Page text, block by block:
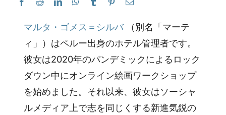
購読する
マルタ・ゴメス＝シルバ（別名「マーテ
ィ」）はペルー出身のホテル管理者です。
彼女は2020年のパンデミックによるロック
ダウン中にオンライン絵画ワークショップ
を始めました。それ以来、彼女はソーシャ
ルメディア上で志を同じくする新進気鋭の